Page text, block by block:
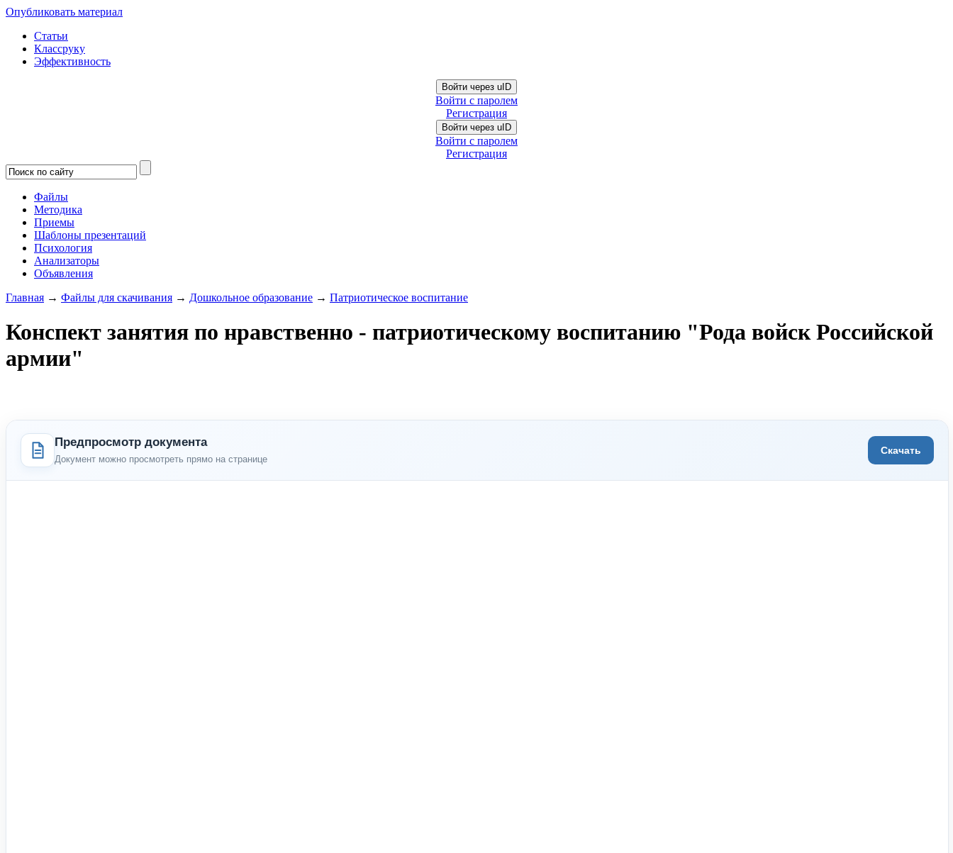
Опубликовать материал
Статьи
Классруку
Эффективность
Войти через uID
Войти с паролем
Регистрация
Войти через uID
Войти с паролем
Регистрация
Файлы
Методика
Приемы
Шаблоны презентаций
Психология
Анализаторы
Объявления
Главная → Файлы для скачивания → Дошкольное образование → Патриотическое воспитание
Конспект занятия по нравственно - патриотическому воспитанию "Рода войск Российской
армии"
Предпросмотр документа
Документ можно просмотреть прямо на странице
Скачать